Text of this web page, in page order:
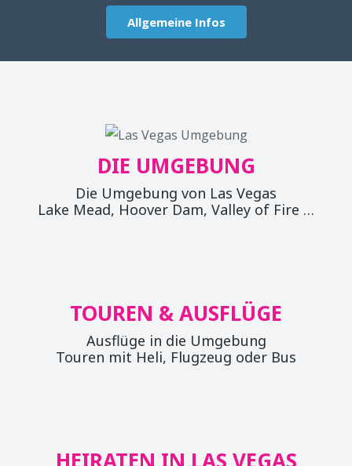
Allgemeine Infos
DIE UMGEBUNG
Die Umgebung von Las Vegas
Lake Mead, Hoover Dam, Valley of Fire …
TOUREN & AUSFLÜGE
Ausflüge in die Umgebung
Touren mit Heli, Flugzeug oder Bus